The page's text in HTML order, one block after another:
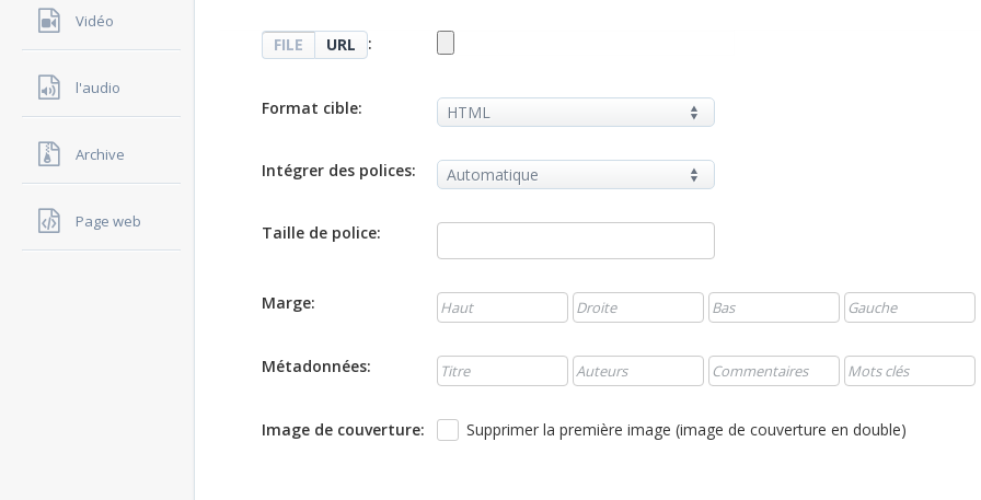
Vidéo
l'audio
Archive
Page web
FILE URL :
Format cible:
Intégrer des polices:
Taille de police:
Marge:
Métadonnées:
Image de couverture: Supprimer la première image (image de couverture en double)